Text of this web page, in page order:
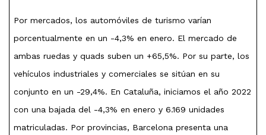
Por mercados, los automóviles de turismo varían
porcentualmente en un -4,3% en enero. El mercado de
ambas ruedas y quads suben un +65,5%. Por su parte, los
vehículos industriales y comerciales se sitúan en su
conjunto en un -29,4%. En Cataluña, iniciamos el año 2022
con una bajada del -4,3% en enero y 6.169 unidades
matriculadas. Por provincias, Barcelona presenta una